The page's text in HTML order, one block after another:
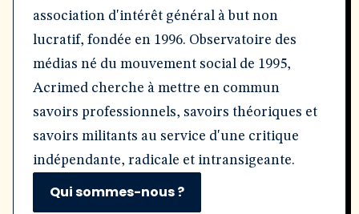
association d'intérêt général à but non
lucratif, fondée en 1996. Observatoire des
médias né du mouvement social de 1995,
Acrimed cherche à mettre en commun
savoirs professionnels, savoirs théoriques et
savoirs militants au service d'une critique
indépendante, radicale et intransigeante.
Qui sommes-nous ?